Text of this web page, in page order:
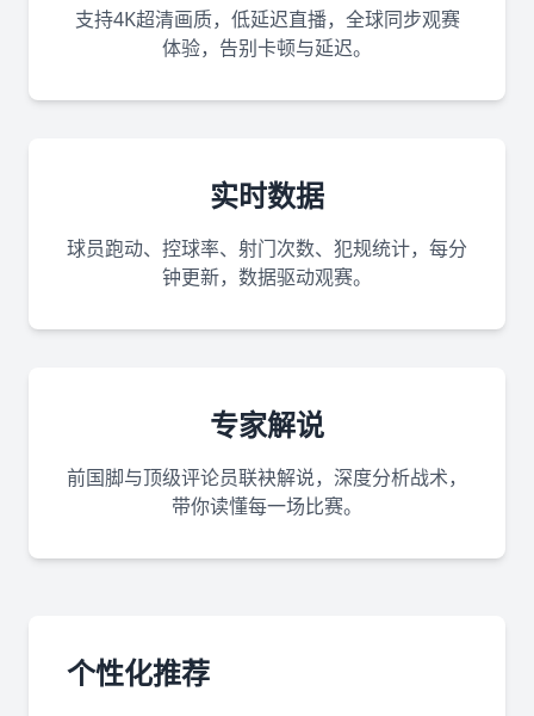
支持4K超清画质，低延迟直播，全球同步观赛
体验，告别卡顿与延迟。
实时数据
球员跑动、控球率、射门次数、犯规统计，每分
钟更新，数据驱动观赛。
专家解说
前国脚与顶级评论员联袂解说，深度分析战术，
带你读懂每一场比赛。
个性化推荐